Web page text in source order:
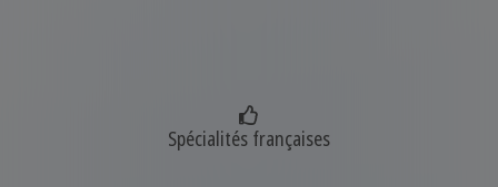
Spécialités françaises